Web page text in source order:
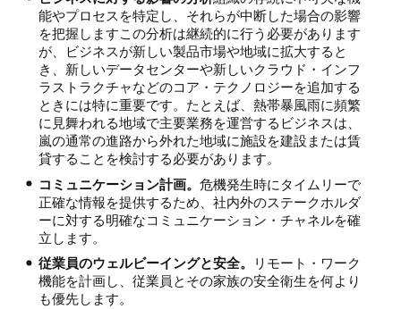
能やプロセスを特定し、それらが中断した場合の影響
を把握しますこの分析は継続的に行う必要があります
が、ビジネスが新しい製品市場や地域に拡大すると
き、新しいデータセンターや新しいクラウド・インフ
ラストラクチャなどのコア・テクノロジーを追加する
ときには特に重要です。たとえば、熱帯暴風雨に頻繁
に見舞われる地域で主要業務を運営するビジネスは、
嵐の通常の進路から外れた地域に施設を建設または賃
貸することを検討する必要があります。
コミュニケーション計画。 危機発生時にタイムリーで
正確な情報を提供するため、社内外のステークホルダ
ーに対する明確なコミュニケーション・チャネルを確
立します。
従業員のウェルビーイングと安全。 リモート・ワーク
機能を計画し、従業員とその家族の安全衛生を何より
も優先します。